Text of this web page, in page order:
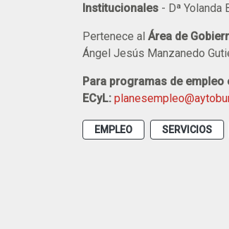
Institucionales - Dª Yolanda
Pertenece al Área de
Ángel Jesús Manzanedo
Para programas de
ECyL:
EMPLEO SERVICIOS